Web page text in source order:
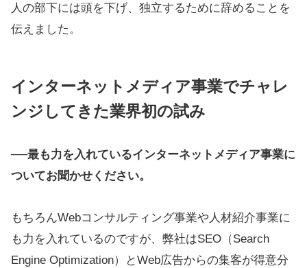
人の部下には頭を下げ、独立するために辞めることを
伝えました。
インターネットメディア事業でチャレ
ンジしてきた業界初の試み
──最も力を入れているインターネットメディア事業に
ついてお聞かせください。
もちろんWebコンサルティング事業や人材紹介事業に
も力を入れているのですが、弊社はSEO（Search
Engine Optimization）とWeb広告からの集客が得意分